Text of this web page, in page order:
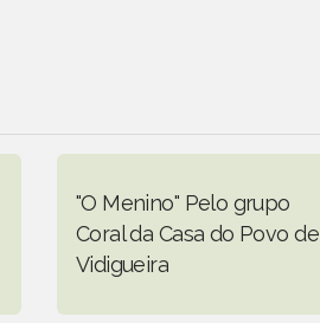
"O Menino" Pelo grupo
Coral da Casa do Povo de
Vidigueira